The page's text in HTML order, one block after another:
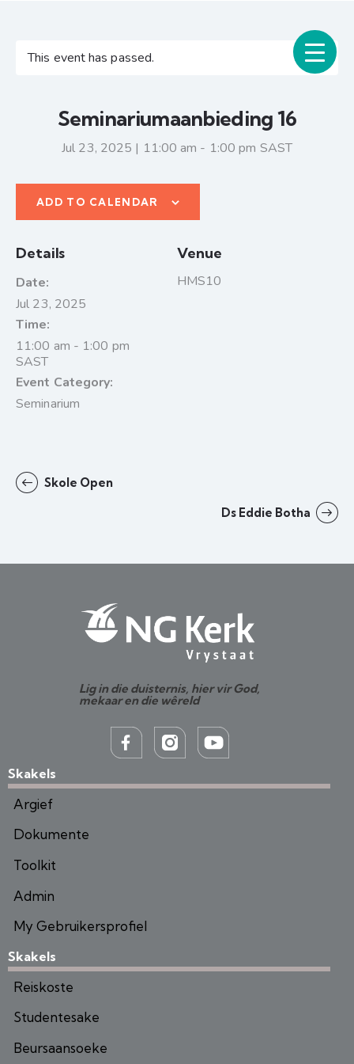
This event has passed.
Seminariumaanbieding 16
Jul 23, 2025 | 11:00 am - 1:00 pm SAST
ADD TO CALENDAR
Details
Date:
Jul 23, 2025
Time:
11:00 am - 1:00 pm
SAST
Event Category:
Seminarium
Venue
HMS10
Skole Open
Ds Eddie Botha
Lig in die duisternis, hier vir God,
mekaar en die wêreld
Skakels
Argief
Dokumente
Toolkit
Admin
My Gebruikersprofiel
Skakels
Reiskoste
Studentesake
Beursaansoeke